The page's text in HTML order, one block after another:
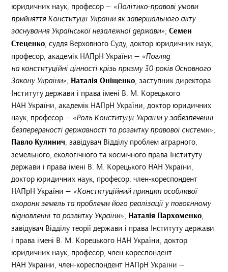
юридичних наук, професор — «Політико-правові умови
прийняття Конституції України як завершального акту
заснування Української незалежної держави»;Семен
Стеценко, суддя Верховного Суду, доктор юридичних наук,
професор, академік НАПрН України — «Погляд
на конституційні цінності крізь призму 30 років Основного
Закону України»; Наталія Оніщенко, заступник директора
Інституту держави і права імені В. М. Корецького
НАН України, академік НАПрН України, доктор юридичних
наук, професор — «Роль Конституції України у забезпеченні
безперервності державності та розвитку правової системи»;
Павло Кулинич, завідувач Відділу проблем аграрного,
земельного, екологічного та космічного права Інституту
держави і права імені В. М. Корецького НАН України,
доктор юридичних наук, професор, член-кореспондент
НАПрН України — «Конституційний принцип особливої
охорони земель та проблеми його реалізації у повоєнному
відновленні та розвитку України»; Наталія Пархоменко,
завідувач Відділу теорії держави і права Інституту держави
і права імені В. М. Корецького НАН України, доктор
юридичних наук, професор, член-кореспондент
НАН України, член-кореспондент НАПрН України —